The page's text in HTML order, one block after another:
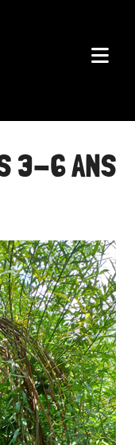
3-6 ANS